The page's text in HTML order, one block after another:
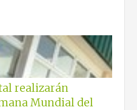
realizarán
Mundial del